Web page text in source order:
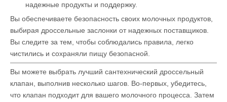
надежные продукты и поддержку.
Вы обеспечиваете безопасность своих молочных продуктов,
выбирая дроссельные заслонки от надежных поставщиков.
Вы следите за тем, чтобы соблюдались правила, легко
чистились и сохраняли пищу безопасной.
Вы можете выбрать лучший сантехнический дроссельный
клапан, выполнив несколько шагов. Во-первых, убедитесь,
что клапан подходит для вашего молочного процесса. Затем